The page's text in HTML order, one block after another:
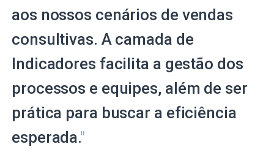
aos nossos cenários de vendas
consultivas. A camada de
Indicadores facilita a gestão dos
processos e equipes, além de ser
prática para buscar a eficiência
esperada."